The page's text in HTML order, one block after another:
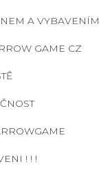
A VYBAVENÍM
GAME CZ
! ! !